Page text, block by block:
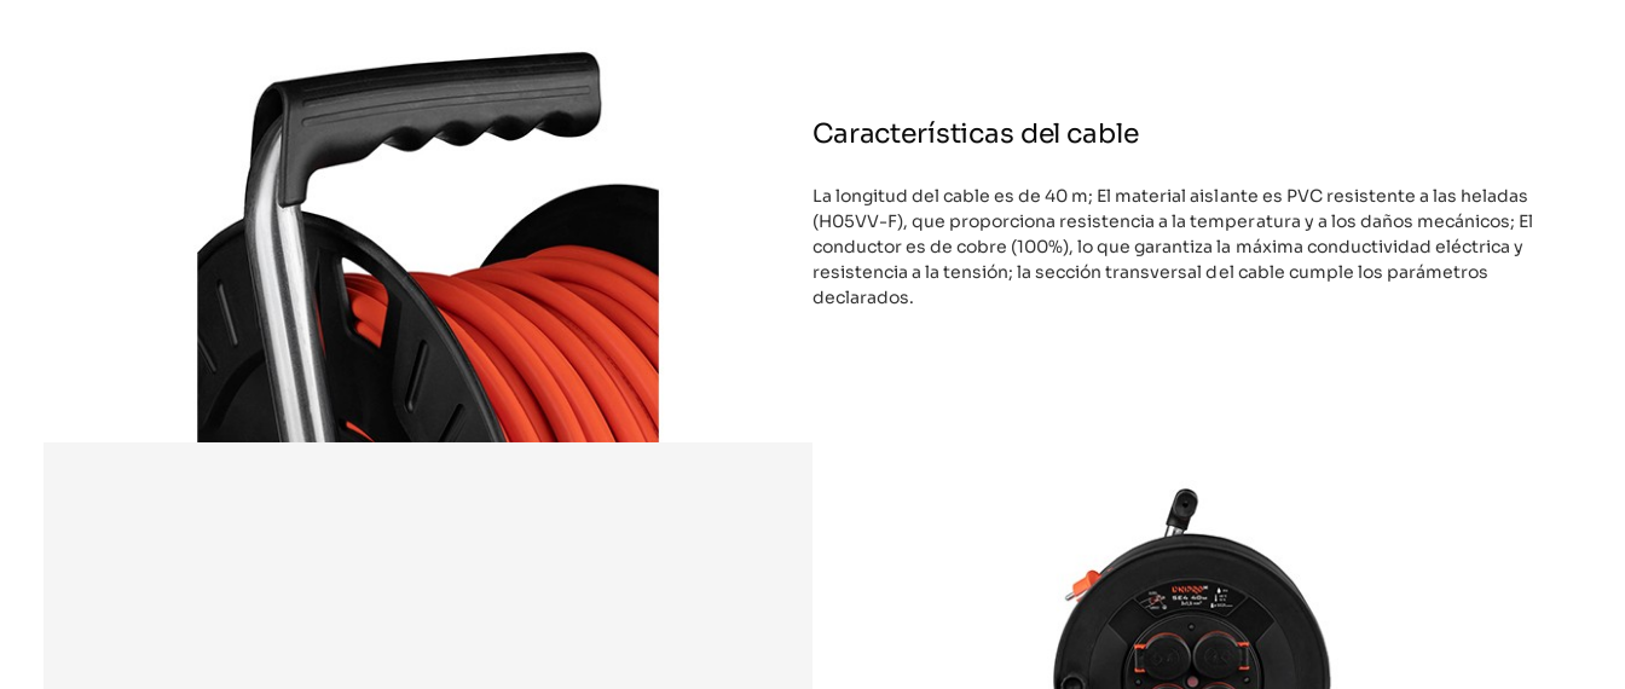
Características del cable
La longitud del cable es de 40 m; El material aislante es PVC resistente a las heladas
(H05VV-F), que proporciona resistencia a la temperatura y a los daños mecánicos; El
conductor es de cobre (100%), lo que garantiza la máxima conductividad eléctrica y
resistencia a la tensión; la sección transversal del cable cumple los parámetros
declarados.